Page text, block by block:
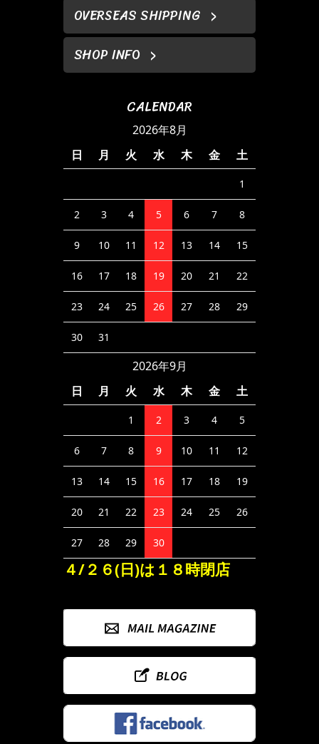
OVERSEAS SHIPPING
SHOP INFO
CALENDAR
2026年8月
日
月 火 水 木 金 土
1
2 3 4 5 6 7 8
9 10 11 12 13 14 15
16 17 18 19 20 21 22
23 24 25 26 27 28 29
30 31
2026年9月
日
月 火 水 木 金 土
1 2 3 4 5
6 7 8 9 10 11 12
13 14 15 16 17 18 19
20 21 22 23 24 25 26
27 28 29 30
４/２６(日)は１８時閉店